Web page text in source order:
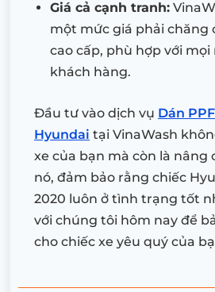
Giá cả cạnh tranh:
một mức giá phải chăng
cao cấp, phù hợp với mọi
khách hàng.
Đầu tư vào dịch vụ Dán
Hyundai tại VinaWash
xe của bạn mà còn là nâng
nó, đảm bảo rằng chiếc
2020 luôn ở tình trạng tốt
với chúng tôi hôm nay để
cho chiếc xe yêu quý của